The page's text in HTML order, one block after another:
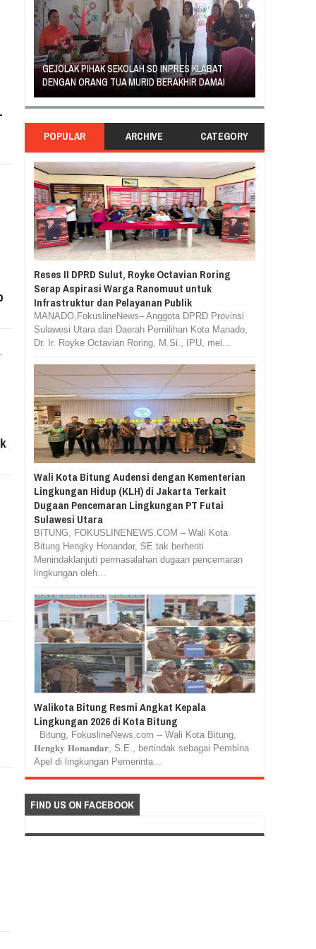
GEJOLAK PIHAK SEKOLAH SD INPRES KLABAT
DENGAN ORANG TUA MURID BERAKHIR DAMAI
POPULAR ARCHIVE CATEGORY
Reses II DPRD Sulut, Royke Octavian Roring
Serap Aspirasi Warga Ranomuut untuk
Infrastruktur dan Pelayanan Publik
MANADO,FokuslineNews– Anggota DPRD Provinsi
Sulawesi Utara dari Daerah Pemilihan Kota Manado,
Dr. Ir. Royke Octavian Roring, M.Si., IPU, mel...
Wali Kota Bitung Audensi dengan Kementerian
Lingkungan Hidup (KLH) di Jakarta Terkait
Dugaan Pencemaran Lingkungan PT Futai
Sulawesi Utara
BITUNG, FOKUSLINENEWS.COM – Wali Kota
Bitung Hengky Honandar, SE tak berhenti
Menindaklanjuti permasalahan dugaan pencemaran
lingkungan oleh...
Walikota Bitung Resmi Angkat Kepala
Lingkungan 2026 di Kota Bitung
Bitung, FokuslineNews.com -- Wali Kota Bitung,
𝐇𝐞𝐧𝐠𝐤𝐲 𝐇𝐨𝐧𝐚𝐧𝐝𝐚𝐫, S.E., bertindak sebagai Pembina
Apel di lingkungan Pemerinta...
FIND US ON FACEBOOK